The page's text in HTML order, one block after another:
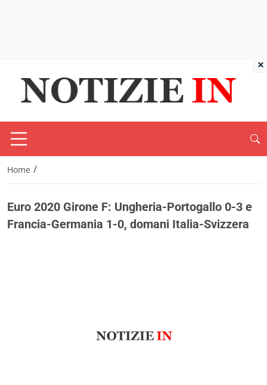
Home /
Euro 2020 Girone F: Ungheria-Portogallo 0-3 e
Francia-Germania 1-0, domani Italia-Svizzera
×